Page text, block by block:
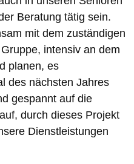
Beratung tätig sein.
mit dem zuständigen
intensiv an dem
planen, es
des nächsten Jahres
gespannt auf die
durch dieses Projekt
Dienstleistungen